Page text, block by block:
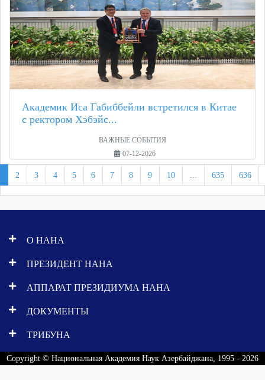
Академик Иса Габиббейли встретился в Китае
с ректором Хэбэйс...
ВАЖНЫЕ СОБЫТИЯ
07-12-2026
2 3 4 5 6 7 8 9 10 ... 635 636
О НАНА
ПРЕЗИДЕНТ НАНА
АППАРАТ ПРЕЗИДИУМА НАНА
ДОКУМЕНТЫ
ТРИБУНА
Copyright © Национальная Академия Наук Азербайджана, 1995 - 2026